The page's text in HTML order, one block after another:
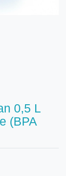
0,5 L
(BPA